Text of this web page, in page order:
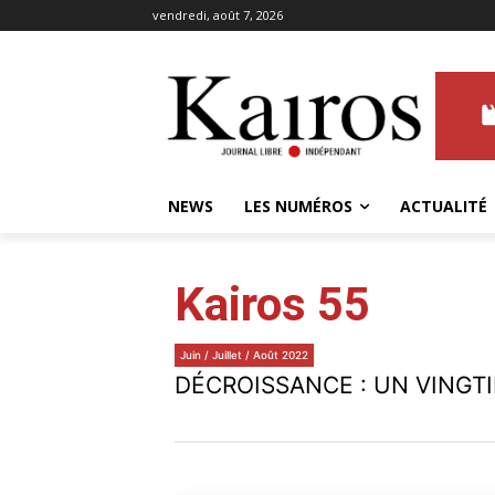
vendredi, août 7, 2026
NEWS LES NUMÉROS ACTUALITÉ
Kairos 55
Juin / Juillet / Août 2022
DÉCROISSANCE : UN